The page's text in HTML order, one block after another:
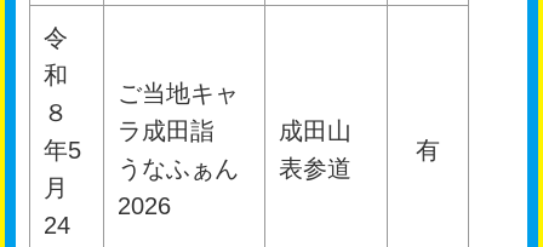
令
和
８
年5
月
24
ご当地キャ
ラ成田詣
うなふぁん
2026
成田山
表参道
有